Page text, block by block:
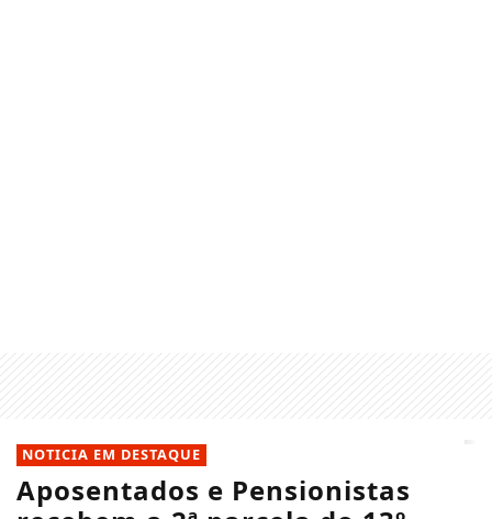
NOTICIA EM DESTAQUE
Aposentados e Pensionistas